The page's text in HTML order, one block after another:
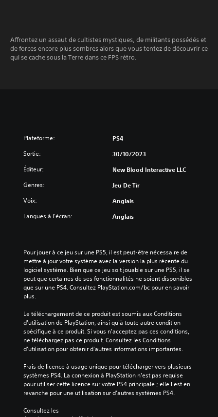
Affrontez un assaut de cultistes mystiques, de militants possédés et
de forces encore plus sombres alors que vous tentez de découvrir ce
qui se cache sous la Terre dans ce FPS rétro.
Plateforme: PS4
Sortie: 30/10/2023
Éditeur: New Blood Interactive LLC
Genres: Jeu De Tir
Voix: Anglais
Langues à l'écran: Anglais
Pour jouer à ce jeu sur une PS5, il est peut-être nécessaire de
mettre à jour votre système avec la version la plus récente du
logiciel système. Bien que ce jeu soit jouable sur une PS5, il se
peut que certaines de ses fonctionnalités ne soient disponibles
que sur une PS4. Consultez PlayStation.com/bc pour en savoir
plus.
Le téléchargement de ce produit est soumis aux Conditions
d'utilisation de PlayStation, ainsi qu'à toute autre condition
spécifique à ce produit. Si vous n'acceptez pas ces conditions,
ne téléchargez pas ce produit. Consultez les Conditions
d'utilisation pour obtenir d'autres informations importantes.
Frais de licence à usage unique pour télécharger vers plusieurs
systèmes PS4. La connexion à PlayStation n'est pas requise
pour utiliser cette licence sur votre PS4 principale ; elle l'est en
revanche pour une utilisation sur d'autres systèmes PS4.
Consultez les